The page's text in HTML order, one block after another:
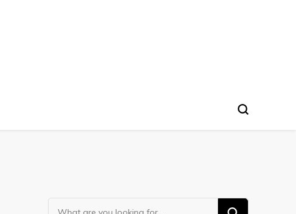
Looking